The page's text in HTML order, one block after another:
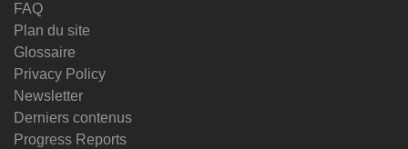
FAQ
Plan du site
Glossaire
Privacy Policy
Newsletter
Derniers contenus
Progress Reports